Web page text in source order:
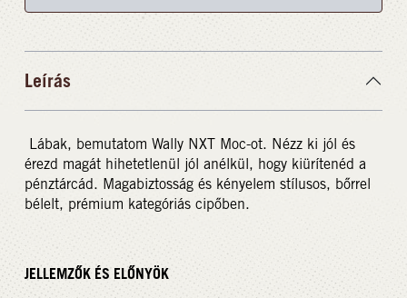
Leírás
Lábak, bemutatom Wally NXT Moc-ot. Nézz ki jól és
érezd magát hihetetlenül jól anélkül, hogy kiürítenéd a
pénztárcád. Magabiztosság és kényelem stílusos, bőrrel
bélelt, prémium kategóriás cipőben.
JELLEMZŐK ÉS ELŐNYÖK